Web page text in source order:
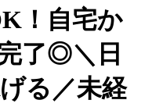
！自宅か
了◎＼日
る／未経